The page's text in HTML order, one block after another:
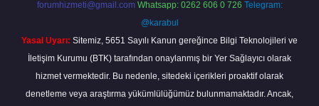
forumhizmeti@gmail.com Whatsapp: 0262 606 0 726 Telegram:
@karabul
Yasal Uyarı: Sitemiz, 5651 Sayılı Kanun gereğince Bilgi Teknolojileri ve
İletişim Kurumu (BTK) tarafından onaylanmış bir Yer Sağlayıcı olarak
hizmet vermektedir. Bu nedenle, sitedeki içerikleri proaktif olarak
denetleme veya araştırma yükümlülüğümüz bulunmamaktadır. Ancak,